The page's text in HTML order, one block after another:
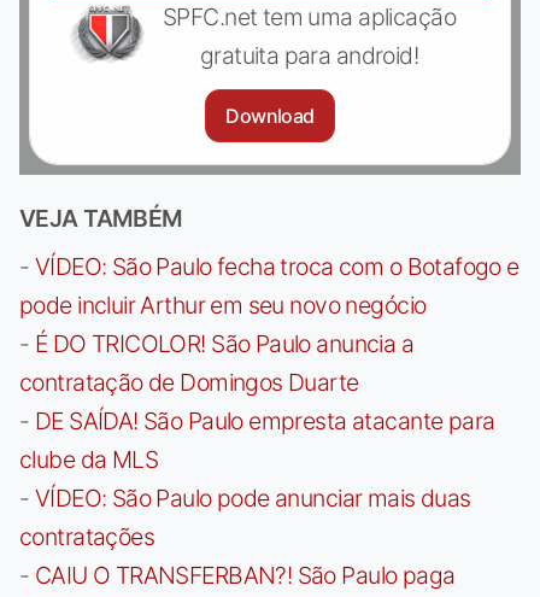
SPFC.net tem uma aplicação
gratuita para android!
Download
VEJA TAMBÉM
- VÍDEO: São Paulo fecha troca com o Botafogo e
pode incluir Arthur em seu novo negócio
- É DO TRICOLOR! São Paulo anuncia a
contratação de Domingos Duarte
- DE SAÍDA! São Paulo empresta atacante para
clube da MLS
- VÍDEO: São Paulo pode anunciar mais duas
contratações
- CAIU O TRANSFERBAN?! São Paulo paga